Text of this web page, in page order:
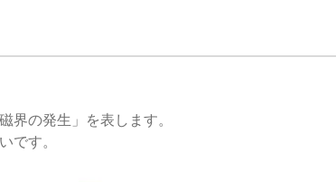
の発生」を表します。
です。